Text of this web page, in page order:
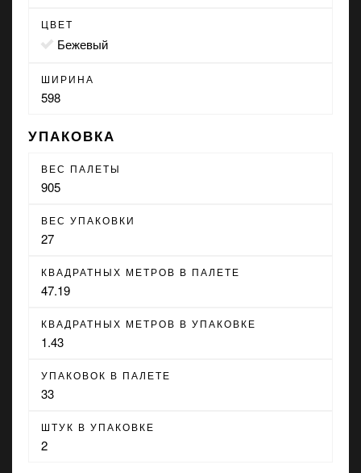
ЦВЕТ
бежевый
ШИРИНА
598
УПАКОВКА
ВЕС ПАЛЕТЫ
905
ВЕС УПАКОВКИ
27
КВАДРАТНЫХ МЕТРОВ В ПАЛЕТЕ
47.19
КВАДРАТНЫХ МЕТРОВ В УПАКОВКЕ
1.43
УПАКОВОК В ПАЛЕТЕ
33
ШТУК В УПАКОВКЕ
2